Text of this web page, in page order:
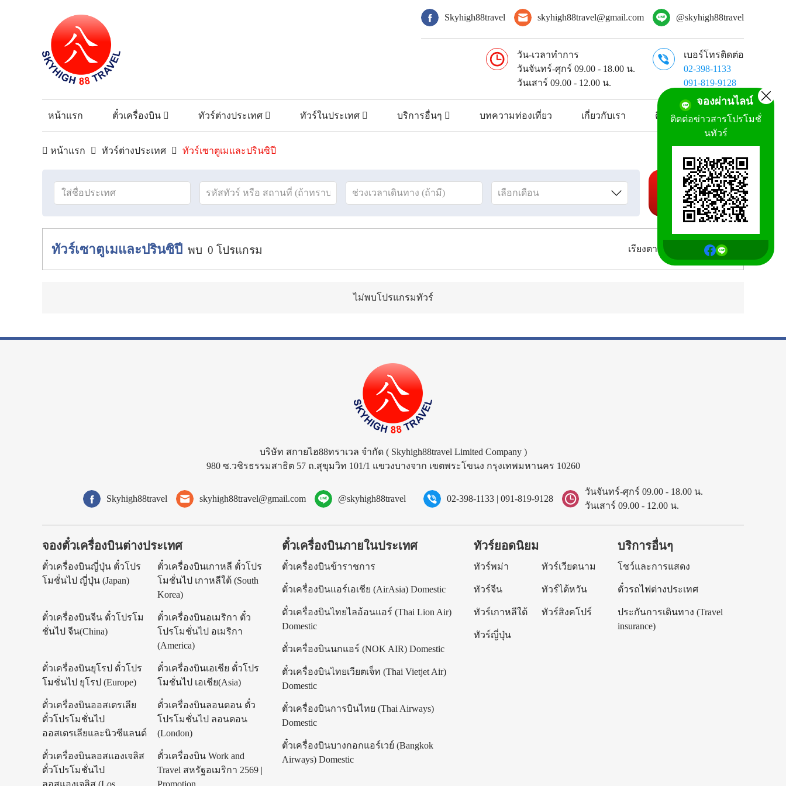
Skyhigh88travel skyhigh88travel@gmail.com @skyhigh88travel
วัน-เวลาทำการ
วันจันทร์-ศุกร์ 09.00 - 18.00 น.
วันเสาร์ 09.00 - 12.00 น.
เบอร์โทรติดต่อ
02-398-1133
091-819-9128
หน้าแรก ตั๋วเครื่องบิน ทัวร์ต่างประเทศ ทัวร์ในประเทศ บริการอื่นๆ บทความท่องเที่ยว เกี่ยวกับเรา ติดต่อเรา
หน้าแรก ทัวร์ต่างประเทศ ทัวร์เซาตูเมและปรินซิปี
ค้นหาทัวร์
ทัวร์เซาตูเมและปรินซิปี พบ 0 โปรแกรม เรียงตาม
ไม่พบโปรแกรมทัวร์
บริษัท สกายไฮ88ทราเวล จำกัด ( Skyhigh88travel Limited Company )
980 ซ.วชิรธรรมสาธิต 57 ถ.สุขุมวิท 101/1 แขวงบางจาก เขตพระโขนง กรุงเทพมหานคร 10260
Skyhigh88travel skyhigh88travel@gmail.com @skyhigh88travel 02-398-1133 | 091-819-9128
วันจันทร์-ศุกร์ 09.00 - 18.00 น.
วันเสาร์ 09.00 - 12.00 น.
จองตั๋วเครื่องบินต่างประเทศ
ตั๋วเครื่องบินญี่ปุ่น ตั๋วโปร
โมชั่นไป ญี่ปุ่น (Japan)
ตั๋วเครื่องบินเกาหลี ตั๋วโปร
โมชั่นไป เกาหลีใต้ (South
Korea)
ตั๋วเครื่องบินจีน ตั๋วโปรโม
ชั่นไป จีน(China)
ตั๋วเครื่องบินอเมริกา ตั๋ว
โปรโมชั่นไป อเมริกา
(America)
ตั๋วเครื่องบินยุโรป ตั๋วโปร
โมชั่นไป ยุโรป (Europe)
ตั๋วเครื่องบินเอเชีย ตั๋วโปร
โมชั่นไป เอเชีย(Asia)
ตั๋วเครื่องบินออสเตรเลีย
ตั๋วโปรโมชั่นไป
ออสเตรเลียและนิวซีแลนด์
ตั๋วเครื่องบินลอนดอน ตั๋ว
โปรโมชั่นไป ลอนดอน
(London)
ตั๋วเครื่องบินลอสแองเจลิส
ตั๋วโปรโมชั่นไป
ลอสแองเจลิส (Los
ตั๋วเครื่องบิน Work and
Travel สหรัฐอเมริกา 2569 |
Promotion
ตั๋วเครื่องบินภายในประเทศ
ตั๋วเครื่องบินข้าราชการ
ตั๋วเครื่องบินแอร์เอเชีย (AirAsia) Domestic
ตั๋วเครื่องบินไทยไลอ้อนแอร์ (Thai Lion Air)
Domestic
ตั๋วเครื่องบินนกแอร์ (NOK AIR) Domestic
ตั๋วเครื่องบินไทยเวียตเจ็ท (Thai Vietjet Air)
Domestic
ตั๋วเครื่องบินการบินไทย (Thai Airways)
Domestic
ตั๋วเครื่องบินบางกอกแอร์เวย์ (Bangkok
Airways) Domestic
ทัวร์ยอดนิยม
ทัวร์พม่า ทัวร์เวียดนาม
ทัวร์จีน ทัวร์ไต้หวัน
ทัวร์เกาหลีใต้ ทัวร์สิงคโปร์
ทัวร์ญี่ปุ่น
บริการอื่นๆ
โชว์และการแสดง
ตั๋วรถไฟต่างประเทศ
ประกันการเดินทาง (Travel
insurance)
จองผ่านไลน์
ติดต่อข่าวสารโปรโมชั่
นทัวร์